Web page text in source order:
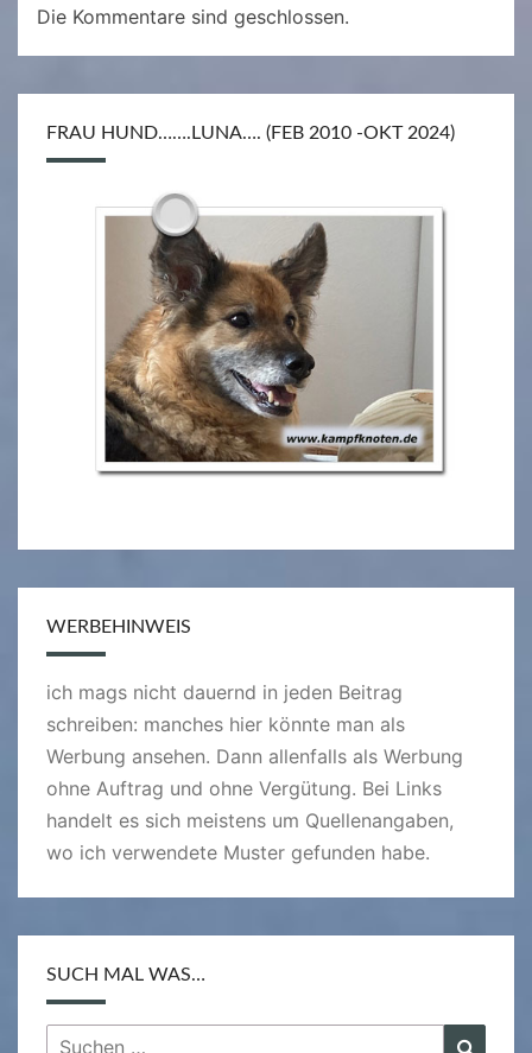
Die Kommentare sind geschlossen.
FRAU HUND…….LUNA…. (FEB 2010 -OKT 2024)
WERBEHINWEIS
ich mags nicht dauernd in jeden Beitrag
schreiben: manches hier könnte man als
Werbung ansehen. Dann allenfalls als Werbung
ohne Auftrag und ohne Vergütung. Bei Links
handelt es sich meistens um Quellenangaben,
wo ich verwendete Muster gefunden habe.
SUCH MAL WAS…
Suchen